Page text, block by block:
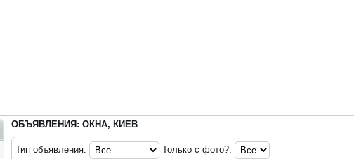
ОБЪЯВЛЕНИЯ: ОКНА, КИЕВ
Тип объявления:
Только с фото?: